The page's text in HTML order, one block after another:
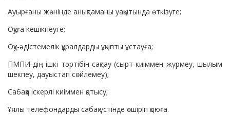
Ауырғаны жөнінде анықтаманы уақытында өткізуге;
Оқуға кешікпеуге;
Оқу-әдістемелік құралдарды ұқыпты ұстауға;
ПМПИ-дің ішкі тәртібін сақтау (сырт киіммен жүрмеу, шылым
шекпеу, дауыстап сөйлемеу);
Сабаққа іскерлі киіммен қатысу;
Ұялы телефондарды сабақ үстінде өшіріп қоюға.